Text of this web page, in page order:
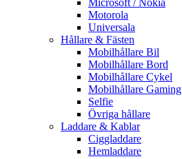
Microsoft / Nokia
Motorola
Universala
Hållare & Fästen
Mobilhållare Bil
Mobilhållare Bord
Mobilhållare Cykel
Mobilhållare Gaming
Selfie
Övriga hållare
Laddare & Kablar
Ciggladdare
Hemladdare